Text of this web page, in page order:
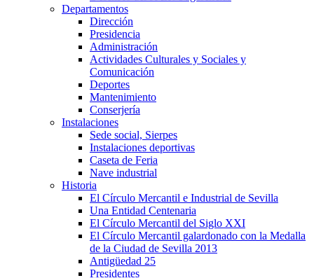
Departamentos
Dirección
Presidencia
Administración
Actividades Culturales y Sociales y
Comunicación
Deportes
Mantenimiento
Conserjería
Instalaciones
Sede social, Sierpes
Instalaciones deportivas
Caseta de Feria
Nave industrial
Historia
El Círculo Mercantil e Industrial de Sevilla
Una Entidad Centenaria
El Círculo Mercantil del Siglo XXI
El Círculo Mercantil galardonado con la Medalla
de la Ciudad de Sevilla 2013
Antigüedad 25
Presidentes